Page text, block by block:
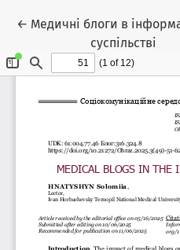
← Повернутися до
Медичні блоги в
суспільстві